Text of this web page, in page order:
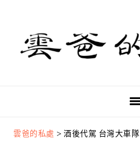
primary
navigation
content
primary
sidebar
雲爸的私處 >酒後代駕 台灣大車隊